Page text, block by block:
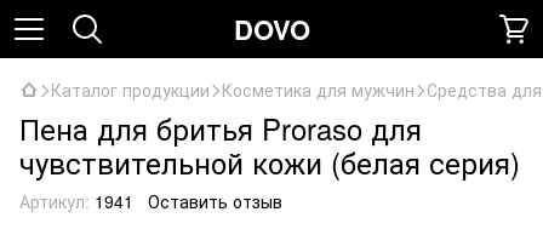
DOVO
Каталог продукции Косметика для мужчин Средства
Пена для бритья Proraso для
чувствительной кожи (белая серия)
Артикул: 1941 Оставить отзыв